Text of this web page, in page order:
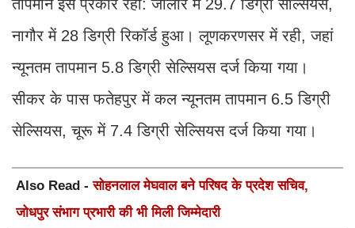
तापमान इस प्रकार रहा: जालोर में 29.7 डिग्री सेल्सियस,
नागौर में 28 डिग्री रिकॉर्ड हुआ। लूणकरणसर में रही, जहां
न्यूनतम तापमान 5.8 डिग्री सेल्सियस दर्ज किया गया।
सीकर के पास फतेहपुर में कल न्यूनतम तापमान 6.5 डिग्री
सेल्सियस, चूरू में 7.4 डिग्री सेल्सियस दर्ज किया गया।
Also Read -सोहनलाल मेघवाल बने परिषद के प्रदेश सचिव,
जोधपुर संभाग प्रभारी की भी मिली जिम्मेदारी